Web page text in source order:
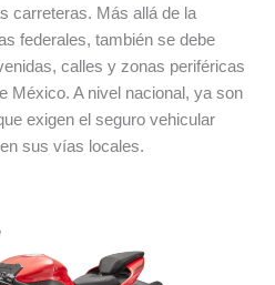
carreteras. Más allá de la
federales, también se debe
calles y zonas periféricas
México. A nivel nacional, ya son
exigen el seguro vehicular
sus vías locales.